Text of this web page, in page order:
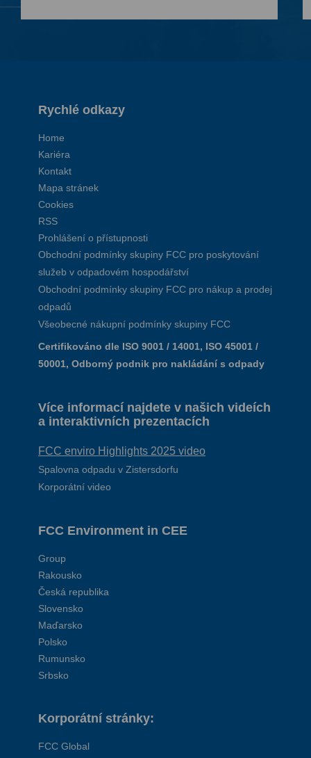
Rychlé odkazy
Home
Kariéra
Kontakt
Mapa stránek
Cookies
RSS
Prohlášení o přístupnosti
Obchodní podmínky skupiny FCC pro poskytování
služeb v odpadovém hospodářství
Obchodní podmínky skupiny FCC pro nákup a prodej
odpadů
Všeobecné nákupní podmínky skupiny FCC
Certifikováno dle ISO 9001 / 14001, ISO 45001 /
50001, Odborný podnik pro nakládání s odpady
Více informací najdete v našich videích
a interaktivních prezentacích
FCC enviro Highlights 2025 video
Spalovna odpadu v Zistersdorfu
Korporátní video
FCC Environment in CEE
Group
Rakousko
Česká republika
Slovensko
Maďarsko
Polsko
Rumunsko
Srbsko
Korporátní stránky:
FCC Global